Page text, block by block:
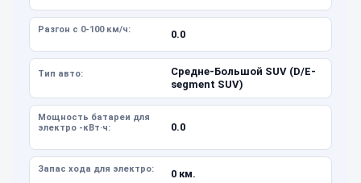
Разгон с 0-100 км/ч: 0.0
Тип авто:
Средне-Большой SUV (D/E-
segment SUV)
Мощность батареи для
электро -кВт·ч:
0.0
Запас хода для электро: 0 км.